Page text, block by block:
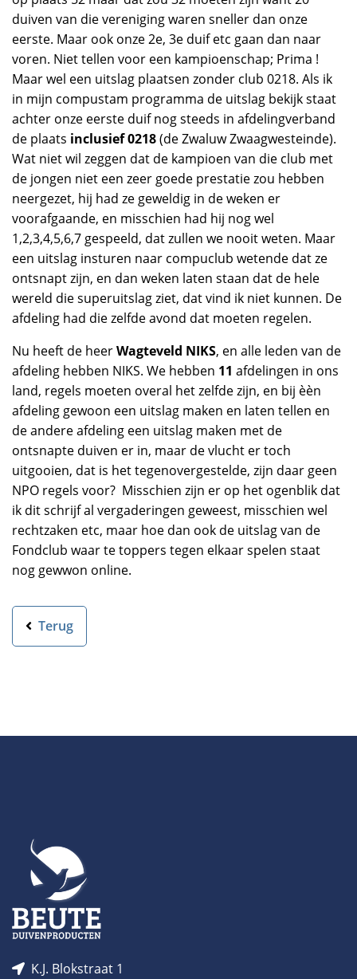
duiven van die vereniging waren sneller dan onze
eerste. Maar ook onze 2e, 3e duif etc gaan dan naar
voren. Niet tellen voor een kampioenschap; Prima !
Maar wel een uitslag plaatsen zonder club 0218. Als ik
in mijn compustam programma de uitslag bekijk staat
achter onze eerste duif nog steeds in afdelingverband
de plaats inclusief 0218(de Zwaluw Zwaagwesteinde).
Wat niet wil zeggen dat de kampioen van die club met
de jongen niet een zeer goede prestatie zou hebben
neergezet, hij had ze geweldig in de weken er
voorafgaande, en misschien had hij nog wel
1,2,3,4,5,6,7 gespeeld, dat zullen we nooit weten. Maar
een uitslag insturen naar compuclub wetende dat ze
ontsnapt zijn, en dan weken laten staan dat de hele
wereld die superuitslag ziet, dat vind ik niet kunnen. De
afdeling had die zelfde avond dat moeten regelen.
Nu heeft de heerWagteveld NIKS, en alle leden van de
afdeling hebben NIKS. We hebben 11 afdelingen in ons
land, regels moeten overal het zelfde zijn, en bij èèn
afdeling gewoon een uitslag maken en laten tellen en
de andere afdeling een uitslag maken met de
ontsnapte duiven er in, maar de vlucht er toch
uitgooien, dat is het tegenovergestelde, zijn daar geen
NPO regels voor? Misschien zijn er op het ogenblik dat
ik dit schrijf al vergaderingen geweest, misschien wel
rechtzaken etc, maar hoe dan ook de uitslag van de
Fondclub waar te toppers tegen elkaar spelen staat
nog gewwon online.
Terug
K.J. Blokstraat 1